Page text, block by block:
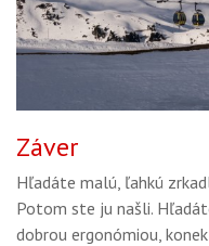
Záver
Hľadáte malú, ľahkú
Potom ste ju našli.
dobrou ergonómiou,